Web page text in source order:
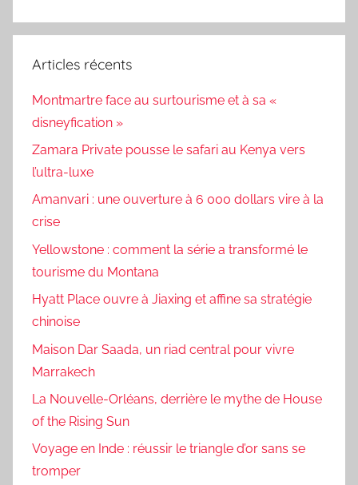
Articles récents
Montmartre face au surtourisme et à sa «
disneyfication »
Zamara Private pousse le safari au Kenya vers
l’ultra-luxe
Amanvari : une ouverture à 6 000 dollars vire à la
crise
Yellowstone : comment la série a transformé le
tourisme du Montana
Hyatt Place ouvre à Jiaxing et affine sa stratégie
chinoise
Maison Dar Saada, un riad central pour vivre
Marrakech
La Nouvelle-Orléans, derrière le mythe de House
of the Rising Sun
Voyage en Inde : réussir le triangle d’or sans se
tromper